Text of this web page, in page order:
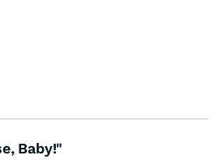
Baby!"